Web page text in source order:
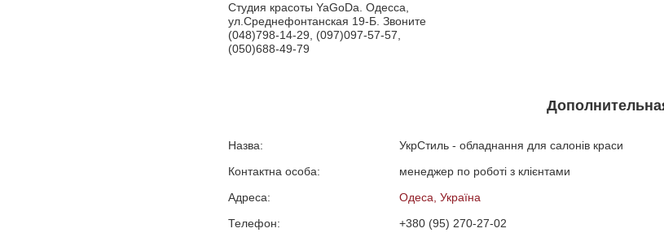
Студия красоты YaGoDa. Одесса,
ул.Среднефонтанская 19-Б. Звоните
(048)798-14-29, (097)097-57-57,
(050)688-49-79
УкрСтиль - обладнання для салонів краси
менеджер по роботі з клієнтами
Одеса, Україна
+380 (95) 270-27-02